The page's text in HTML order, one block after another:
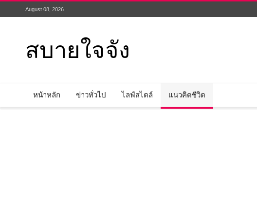
August 08, 2026
สบายใจจัง
หน้าหลัก ข่าวทั่วไป ไลฟ์สไตล์ แนวคิดชีวิต